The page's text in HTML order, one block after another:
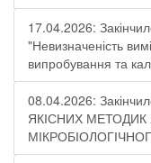
17.04.2026:
"Невизначеність
випробування та
08.04.2026:
ЯКІСНИХ МЕТОДИК